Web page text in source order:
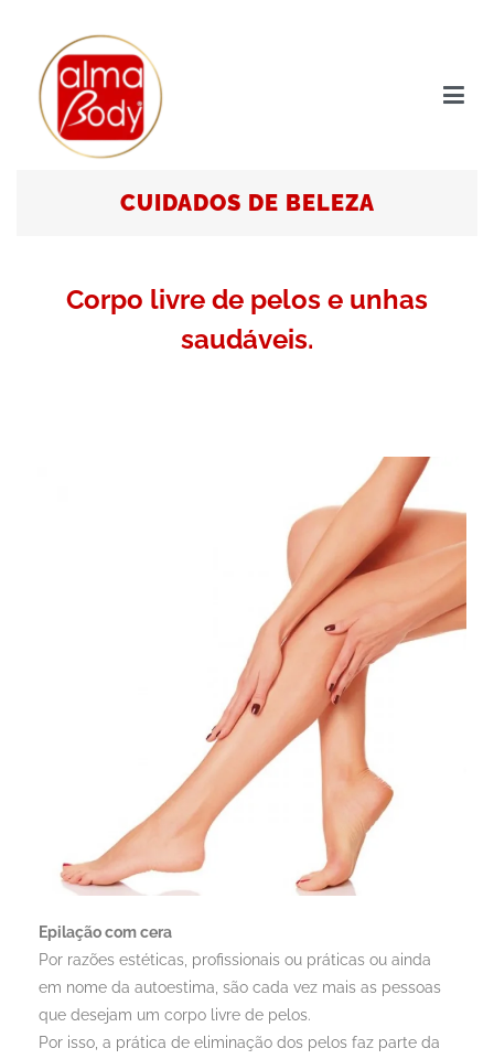
CUIDADOS DE BELEZA​
Corpo livre de pelos e unhas
saudáveis.
Epilação com cera
Por razões estéticas, profissionais ou práticas ou ainda
em nome da autoestima, são cada vez mais as pessoas
que desejam um corpo livre de pelos.
Por isso, a prática de eliminação dos pelos faz parte da